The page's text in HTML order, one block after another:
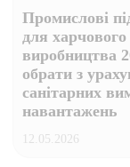
Промислові
для харчового
виробництва
обрати з
санітарних
навантажень
12.05.2026